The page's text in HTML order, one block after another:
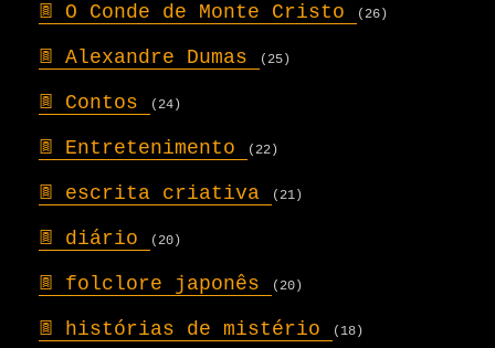
𖣍 O Conde de Monte Cristo (26)
𖣍 Alexandre Dumas (25)
𖣍 Contos (24)
𖣍 Entretenimento (22)
𖣍 escrita criativa (21)
𖣍 diário (20)
𖣍 folclore japonês (20)
𖣍 histórias de mistério (18)